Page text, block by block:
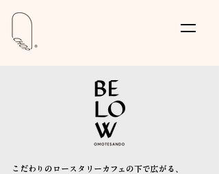
こだわりのロースタリーカフェの下で広がる、